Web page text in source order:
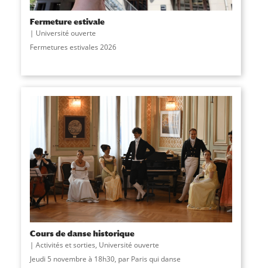
Fermeture estivale
Université ouverte
Fermetures estivales 2026
Cours de danse historique
Activités et sorties, Université ouverte
Jeudi 5 novembre à 18h30, par Paris qui danse